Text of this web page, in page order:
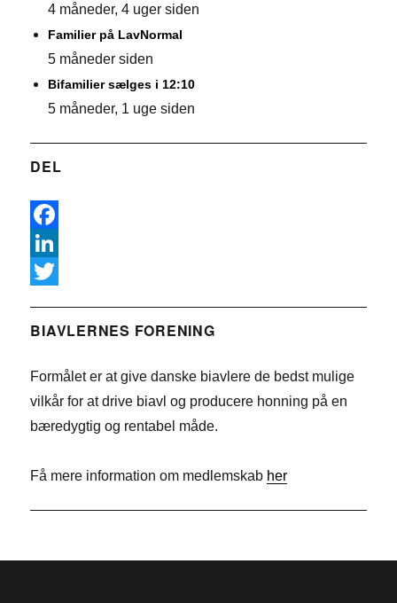
4 måneder, 4 uger siden
Familier på LavNormal
5 måneder siden
Bifamilier sælges i 12:10
5 måneder, 1 uge siden
DEL
F
a
e
o
L
n
e
n
w
t
r
BIAVLERNES FORENING
Formålet er at give danske biavlere de bedst mulige
vilkår for at drive biavl og producere honning på en
bæredygtig og rentabel måde.
Få mere information om medlemskab her